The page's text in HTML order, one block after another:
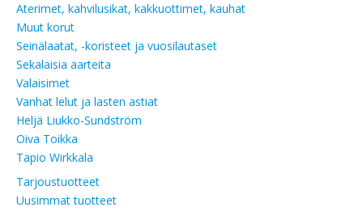
Aterimet, kahvilusikat, kakkuottimet, kauhat
Muut korut
Seinälaatat, -koristeet ja vuosilautaset
Sekalaisia aarteita
Valaisimet
Vanhat lelut ja lasten astiat
Heljä Liukko-Sundström
Oiva Toikka
Tapio Wirkkala
Tarjoustuotteet
Uusimmat tuotteet